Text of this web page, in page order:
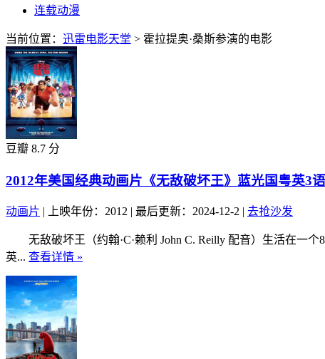
连载动漫
当前位置： 迅雷电影天堂 > 霍拉提奥·桑斯参演的电影
豆瓣 8.7 分
2012年美国经典动画片《无敌破坏王》蓝光国粤英3
动画片 | 上映年份：2012 | 最后更新：2024-12-2 | 去抢沙发
无敌破坏王（约翰·C·赖利 John C. Reilly 配音）生活在一个
英... 查看详情 »